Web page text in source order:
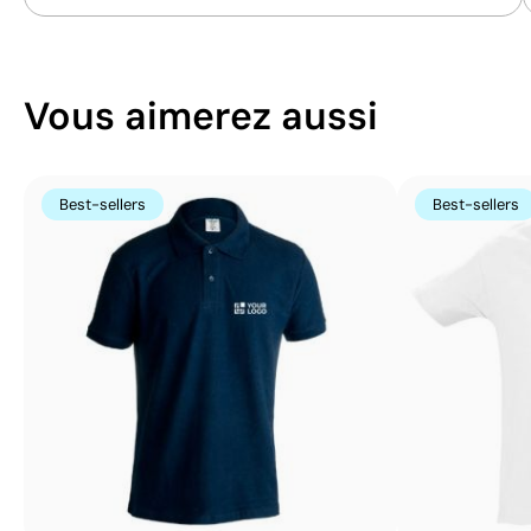
Vous aimerez aussi
Best-sellers Best-sellers